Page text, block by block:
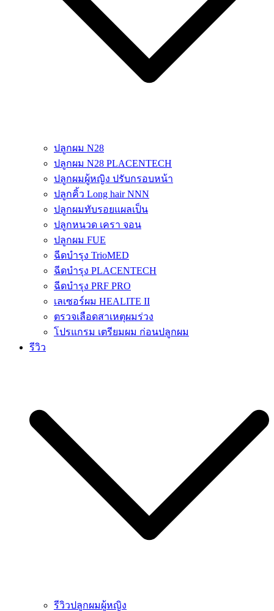
ปลูกผม N28
ปลูกผม N28 PLACENTECH
ปลูกผมผู้หญิง ปรับกรอบหน้า
ปลูกคิ้ว Long hair NNN
ปลูกผมทับรอยแผลเป็น
ปลูกหนวด เครา จอน
ปลูกผม FUE
ฉีดบำรุง TrioMED
ฉีดบำรุง PLACENTECH
ฉีดบำรุง PRF PRO
เลเซอร์ผม HEALITE II
ตรวจเลือดสาเหตุผมร่วง
โปรแกรม เตรียมผม ก่อนปลูกผม
รีวิว
รีวิวปลูกผมผู้หญิง